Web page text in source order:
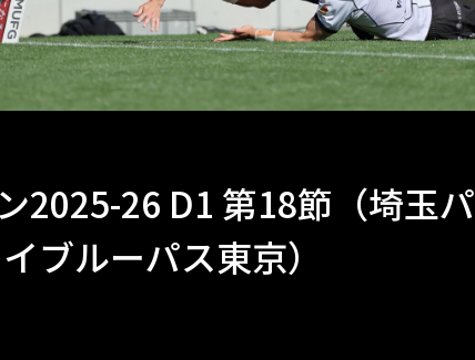
2025-26 D1 第18節（埼玉
ブルーパス東京）